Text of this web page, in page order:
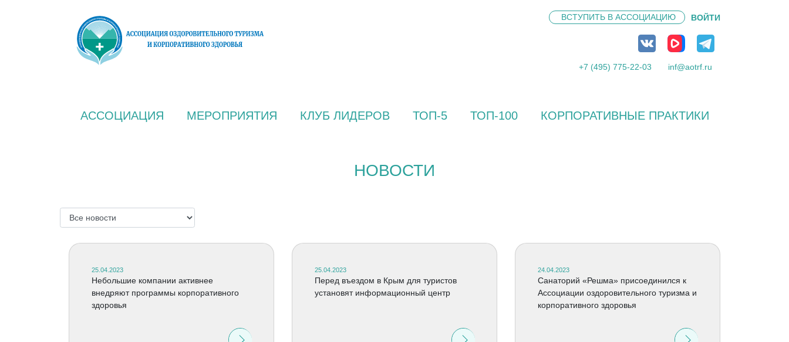
ВСТУПИТЬ В АССОЦИАЦИЮ ВОЙТИ
+7 (495) 775-22-03 inf@aotrf.ru
АССОЦИАЦИЯ МЕРОПРИЯТИЯ КЛУБ ЛИДЕРОВ ТОП-5 ТОП-100 КОРПОРАТИВНЫЕ ПРАКТИКИ
НОВОСТИ
25.04.2023
Небольшие компании активнее
внедряют программы корпоративного
здоровья
25.04.2023
Перед въездом в Крым для туристов
установят информационный центр
24.04.2023
Санаторий «Решма» присоединился к
Ассоциации оздоровительного туризма и
корпоративного здоровья